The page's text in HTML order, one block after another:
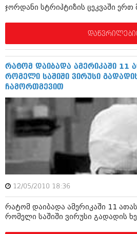
მარტი 2014 (413)
დეკემბერი 2013 (365)
ოქტომბერი 2013 (256)
სექტემბერი 2013 (368)
აგვისტო 2013 (89)
ივლისი 2013 (182)
ივნისი 2013 (212)
მაისი 2013 (259)
აპრილი 2013 (304)
მარტი 2013 (352)
თებერვალი 2013 (204)
იანვარი 2013 (334)
დეკემბერი 2012 (98)
ნოემბერი 2012 (295)
სექტემბერი 2012 (264)
ივლისი 2012 (322)
ივნისი 2012 (282)
მაისი 2012 (240)
ჯორდანი სტრიპტიზის ცეკვაში
რატომ დაიბადა ამერიკაში 11
რომელი საშიში ვირუსი
ჩამორთმევით
12/05/2010 18:36
რატომ დაიბადა ამერიკაში 11
რომელი საშიში ვირუსი გადადის